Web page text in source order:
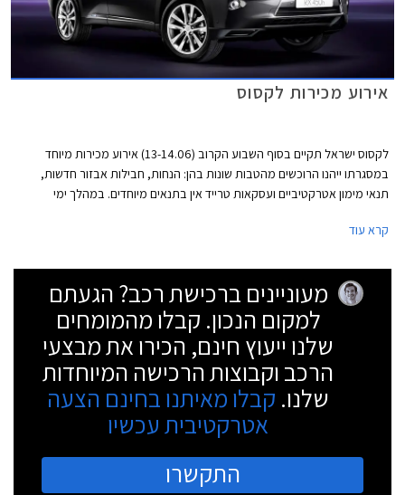
אירוע מכירות לקסוס
לקסוס ישראל תקיים בסוף השבוע הקרוב (13-14.06) אירוע מכירות מיוחד
במסגרתו ייהנו הרוכשים מהטבות שונות בהן: הנחות, חבילות אבזור חדשות,
תנאי מימון אטרקטיביים ועסקאות טרייד אין בתנאים מיוחדים. במהלך ימי
מתערוכת המיחזור "אישפח" של האמן רונן וסרמן. המבצע יתקיים באולמות
9:00 ויום ו' 15:00 - 8:30.
קרא עוד
מעוניינים ברכישת רכב? הגעתם
למקום הנכון. קבלו מהמומחים
שלנו ייעוץ חינם, הכירו את מבצעי
הרכב וקבוצות הרכישה המיוחדות
שלנו. קבלו מאיתנו בחינם הצעה
אטרקטיבית עכשיו
התקשרו